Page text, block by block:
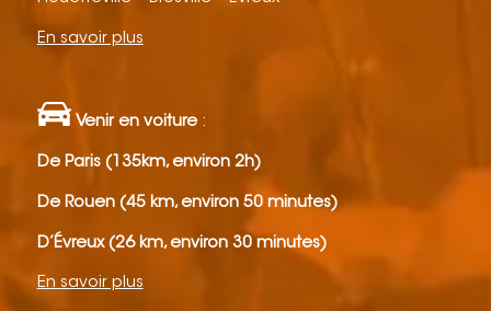
En savoir plus
Venir en voiture:
De Paris (135km, environ 2h)
De Rouen (45 km, environ 50 minutes)
D’Évreux (26 km, environ 30 minutes)
En savoir plus